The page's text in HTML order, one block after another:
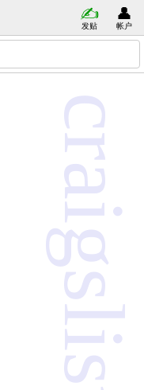
发贴 帐户
craigslist